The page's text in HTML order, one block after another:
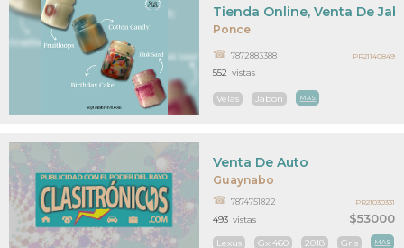
Ponce
Tienda Online, Venta De
7872883388
Velas Jabon MAS
552 vistas
PR21140849
Guaynabo
$53000
Venta De Auto
7874751822
Lexus Gx 460 2018 Gris MAS
493 vistas
PR21030331